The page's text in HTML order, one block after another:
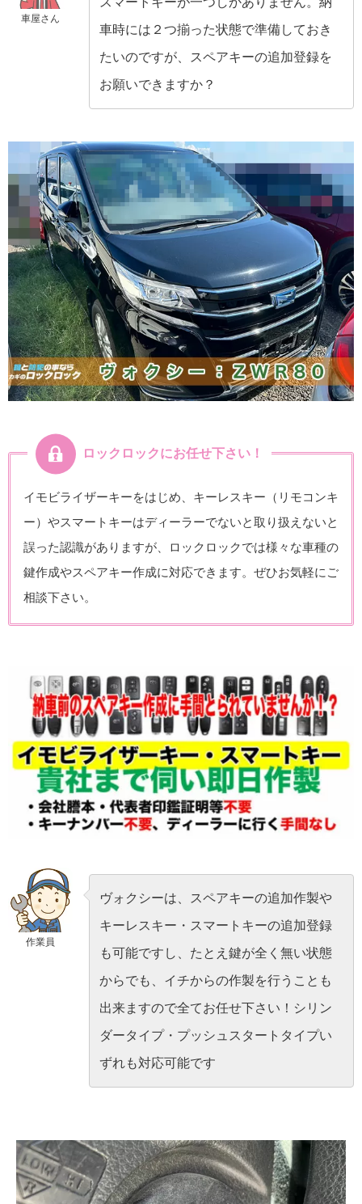
車屋さん
車時には２つ揃った状態で準備しておき
たいのですが、スペアキーの追加登録を
お願いできますか？
ロックロックにお任せ下さい！
イモビライザーキーをはじめ、キーレスキー（リモコンキ
ー）やスマートキーはディーラーでないと取り扱えないと
誤った認識がありますが、ロックロックでは様々な車種の
鍵作成やスペアキー作成に対応できます。ぜひお気軽にご
相談下さい。
作業員
ヴォクシーは、スペアキーの追加作製や
キーレスキー・スマートキーの追加登録
も可能ですし、たとえ鍵が全く無い状態
からでも、イチからの作製を行うことも
出来ますので全てお任せ下さい！シリン
ダータイプ・プッシュスタートタイプい
ずれも対応可能です